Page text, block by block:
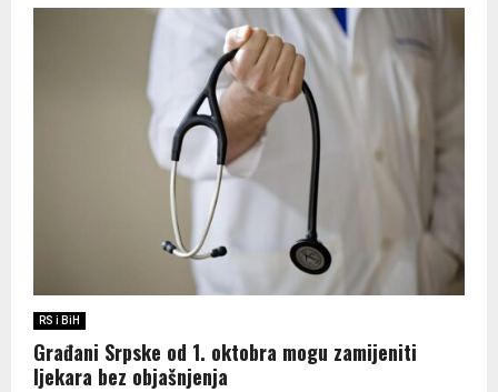
RS i BiH
Građani Srpske od 1. oktobra mogu zamijeniti
ljekara bez objašnjenja